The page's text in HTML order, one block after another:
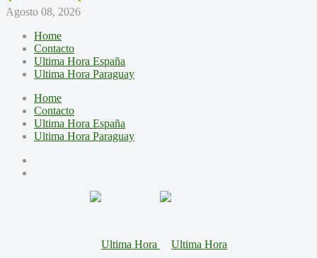
Agosto 08, 2026
Home
Contacto
Ultima Hora España
Ultima Hora Paraguay
Home
Contacto
Ultima Hora España
Ultima Hora Paraguay